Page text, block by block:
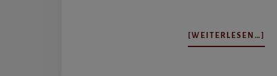
[WEITERLESEN…]
IST